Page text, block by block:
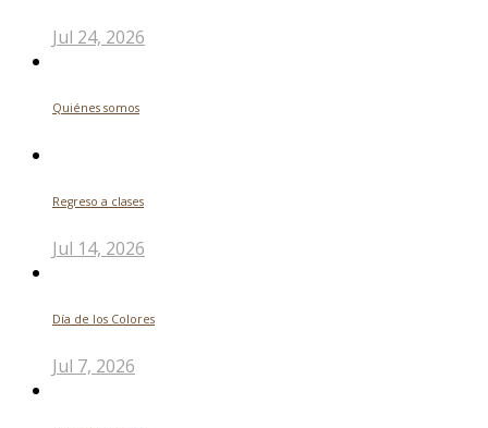
Jul 24, 2026
Quiénes somos
Regreso a clases
Jul 14, 2026
Día de los Colores
Jul 7, 2026